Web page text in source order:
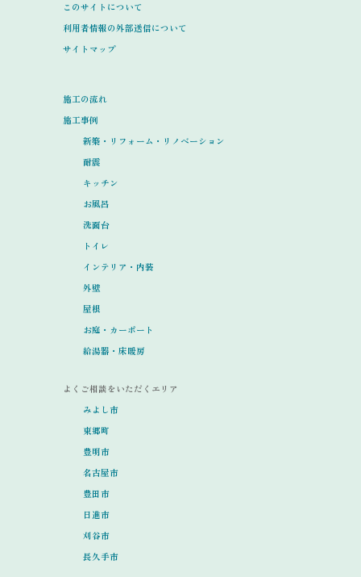
このサイトについて
利用者情報の外部送信について
サイトマップ
施工の流れ
施工事例
新築・リフォーム・リノベーション
耐震
キッチン
お風呂
洗面台
トイレ
インテリア・内装
外壁
屋根
お庭・カーポート
給湯器・床暖房
よくご相談をいただくエリア
みよし市
東郷町
豊明市
名古屋市
豊田市
日進市
刈谷市
長久手市